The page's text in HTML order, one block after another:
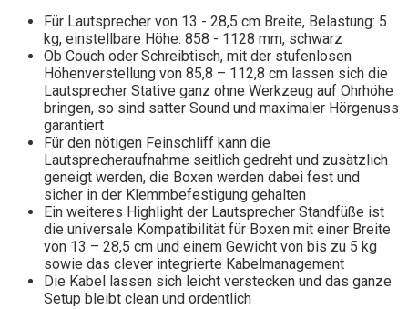
Für Lautsprecher von 13 - 28,5 cm Breite, Belastung: 5
kg, einstellbare Höhe: 858 - 1128 mm, schwarz
Ob Couch oder Schreibtisch, mit der stufenlosen
Höhenverstellung von 85,8 – 112,8 cm lassen sich die
Lautsprecher Stative ganz ohne Werkzeug auf Ohrhöhe
bringen, so sind satter Sound und maximaler Hörgenuss
garantiert
Für den nötigen Feinschliff kann die
Lautsprecheraufnahme seitlich gedreht und zusätzlich
geneigt werden, die Boxen werden dabei fest und
sicher in der Klemmbefestigung gehalten
Ein weiteres Highlight der Lautsprecher Standfüße ist
die universale Kompatibilität für Boxen mit einer Breite
von 13 – 28,5 cm und einem Gewicht von bis zu 5 kg
sowie das clever integrierte Kabelmanagement
Die Kabel lassen sich leicht verstecken und das ganze
Setup bleibt clean und ordentlich